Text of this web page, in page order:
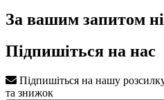
За вашим запитом
Підпишіться на нас
Підпишіться на нашу
та знижок